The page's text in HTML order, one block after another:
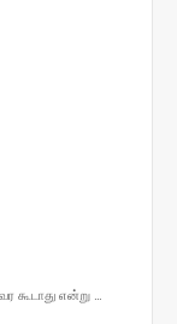
கூடாது என்று ...